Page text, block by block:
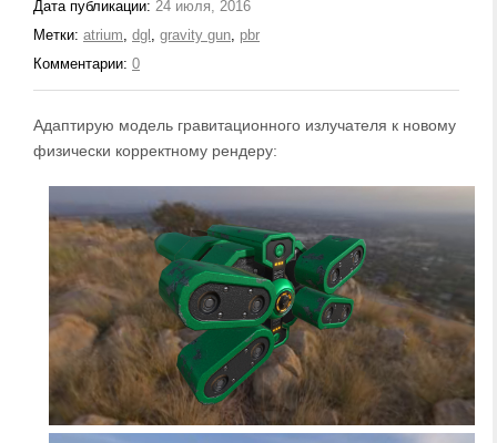
Дата публикации: 24 июля, 2016
Метки: atrium, dgl , gravity gun, pbr
Комментарии: 0
Адаптирую модель гравитационного излучателя к новому
физически корректному рендеру: